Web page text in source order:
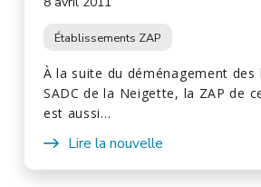
Établissements ZAP
À la suite du déménagement des
SADC de la Neigette, la ZAP de
est aussi…
Lire la nouvelle